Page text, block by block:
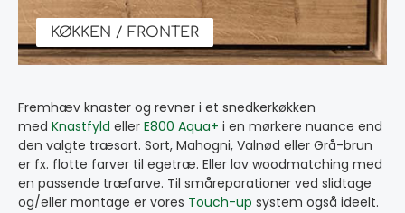
KØKKEN / FRONTER
Fremhæv knaster og revner i et snedkerkøkken
med Knastfyld eller E800 Aqua+ i en mørkere nuance end
den valgte træsort. Sort, Mahogni, Valnød eller Grå-brun
er fx. flotte farver til egetræ. Eller lav woodmatching med
en passende træfarve. Til småreparationer ved slidtage
og/eller montage er vores Touch-up system også ideelt.